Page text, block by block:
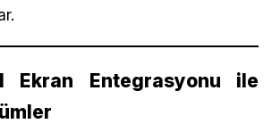
Ekran Entegrasyonu ile